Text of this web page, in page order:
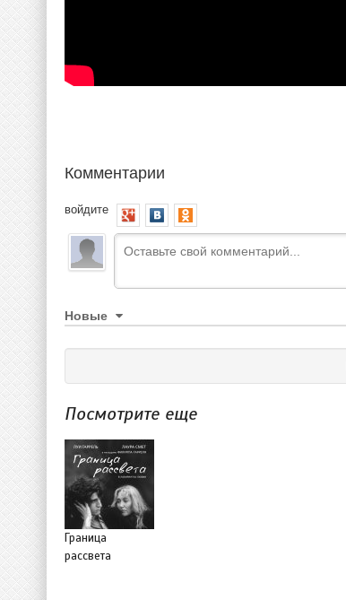
Комментарии
войдите
Новые
Посмотрите еще
Граница
рассвета